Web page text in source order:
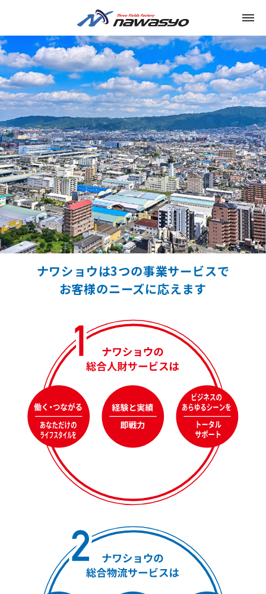
ナワショウは3つの事業サービスで
お客様のニーズに応えます